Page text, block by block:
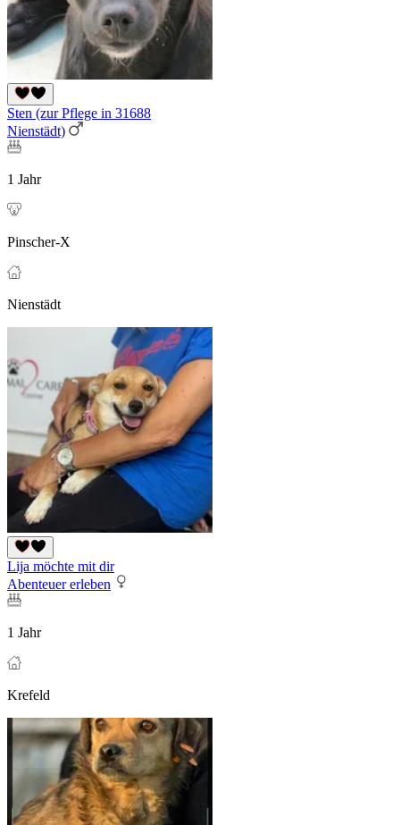
Sten (zur Pflege in 31688
Nienstädt)
1 Jahr
Pinscher-X
Nienstädt
Lija möchte mit dir
Abenteuer erleben
1 Jahr
Krefeld